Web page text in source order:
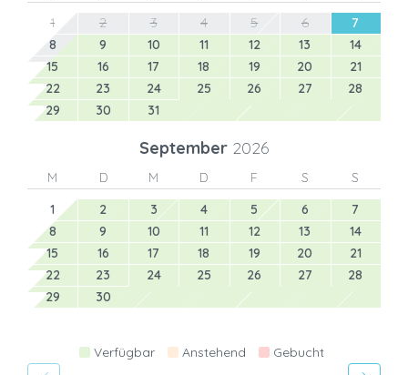
1
2 3 4 5 6
7
8
9 10 11 12 13
14
15
16 17 18 19 20
21
22
23 24 25 26 27
28
29
30 31
September 2026
M D M D F S
S
1
2 3 4 5 6
7
8
9 10 11 12 13
14
15
16 17 18 19 20
21
22
23 24 25 26 27
28
29
30
Verfügbar Anstehend Gebucht